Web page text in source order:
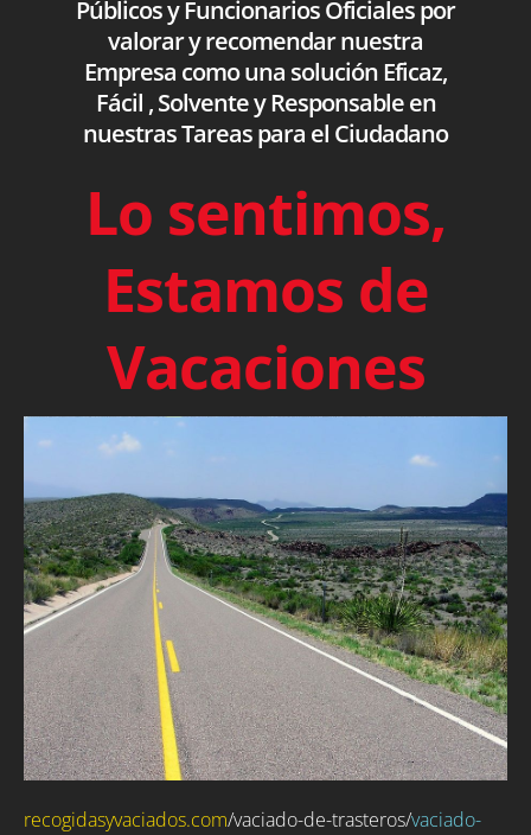
Públicos y Funcionarios Oficiales por
valorar y recomendar nuestra
Empresa como una solución Eficaz,
Fácil , Solvente y Responsable en
nuestras Tareas para el Ciudadano
Lo sentimos,
Estamos de
Vacaciones
recogidasyvaciados.com/vaciado-de-trasteros/vaciado-